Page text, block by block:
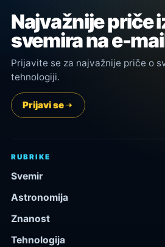
Najvažnije priče
svemira na e-
Prijavite se za najvažnije priče o
tehnologiji.
Prijavi se
RUBRIKE
Svemir
Astronomija
Znanost
Tehnologija